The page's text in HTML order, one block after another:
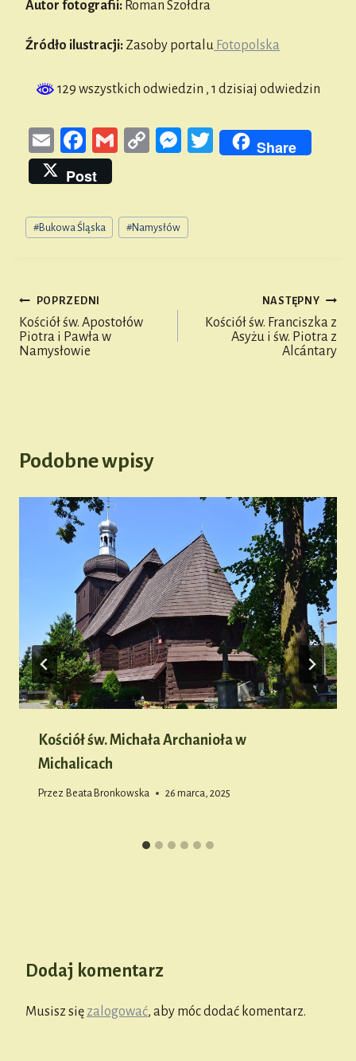
Autor fotografii: Roman Szołdra
Źródło ilustracji: Zasoby portalu Fotopolska
129 wszystkich odwiedzin , 1 dzisiaj odwiedzin
E
m
ail
Fa
ce
bo
ok
G
Co
nk
M
n
ge
T
Share
Post
Tagi
wpisu:
#Bukowa Śląska #Namysłów
Nawigacja
wpisu
POPRZEDNI
Kościół św. Apostołów
Piotra i Pawła w
Namysłowie
NASTĘPNY
Kościół św. Franciszka z
Asyżu i św. Piotra z
Alcántary
Podobne wpisy
Kościół św. Michała Archanioła w
Michalicach
Przez Beata Bronkowska 26 marca, 2025
Dodaj komentarz
Musisz się zalogować, aby móc dodać komentarz.